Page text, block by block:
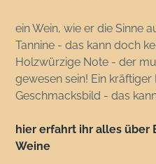
ein Wein, wie er die Sinne
Tannine - das kann doch
Holzwürzige Note - der
gewesen sein! Ein
Geschmacksbild - das
hier erfahrt ihr alles über
Weine